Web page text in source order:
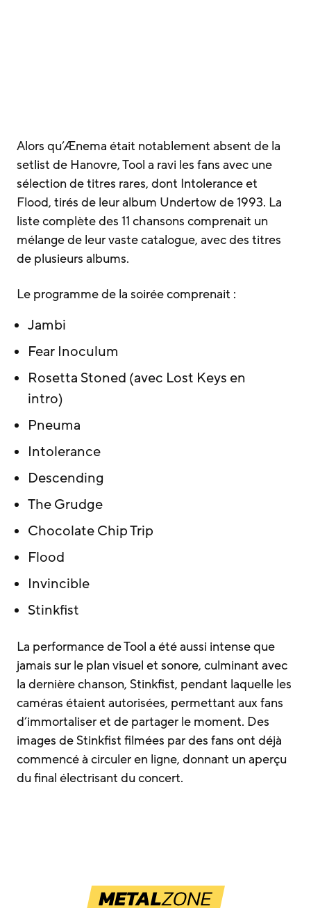
Alors qu’Ænema était notablement absent de la
setlist de Hanovre, Tool a ravi les fans avec une
sélection de titres rares, dont Intolerance et
Flood, tirés de leur album Undertow de 1993. La
liste complète des 11 chansons comprenait un
mélange de leur vaste catalogue, avec des titres
de plusieurs albums.
Le programme de la soirée comprenait :
Jambi
Fear Inoculum
Rosetta Stoned (avec Lost Keys en
intro)
Pneuma
Intolerance
Descending
The Grudge
Chocolate Chip Trip
Flood
Invincible
Stinkfist
La performance de Tool a été aussi intense que
jamais sur le plan visuel et sonore, culminant avec
la dernière chanson, Stinkfist, pendant laquelle les
caméras étaient autorisées, permettant aux fans
d’immortaliser et de partager le moment. Des
images de Stinkfist filmées par des fans ont déjà
commencé à circuler en ligne, donnant un aperçu
du final électrisant du concert.